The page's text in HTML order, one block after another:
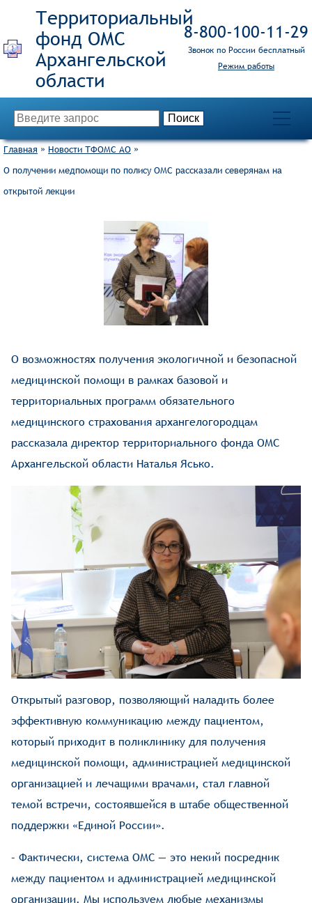
Территориальный
фонд ОМС
8‑800‑100‑11‑29
Звонок по России бесплатный
Режим работы
Главная » Новости ТФОМС АО »
О получении медпомощи по полису ОМС рассказали северянам на
открытой лекции
О возможностях получения экологичной и безопасной
медицинской помощи в рамках базовой и
территориальных программ обязательного
медицинского страхования архангелогородцам
рассказала директор территориального фонда ОМС
Архангельской области Наталья Ясько.
Открытый разговор, позволяющий наладить более
эффективную коммуникацию между пациентом,
который приходит в поликлинику для получения
медицинской помощи, администрацией медицинской
организацией и лечащими врачами, стал главной
темой встречи, состоявшейся в штабе общественной
поддержки «Единой России».
– Фактически, система ОМС — это некий посредник
между пациентом и администрацией медицинской
организации. Мы используем любые механизмы